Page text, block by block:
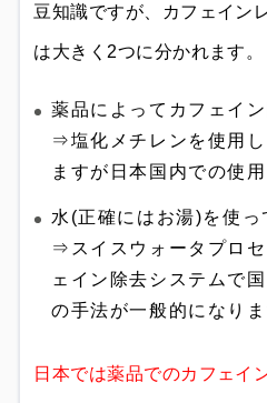
豆知識ですが、カフェイン
は大きく2つに分かれます。
薬品によってカフェイ
⇒塩化メチレンを使用
ますが日本国内での使
水(正確にはお湯)を使っ
⇒スイスウォータプロ
ェイン除去システムで
の手法が一般的になりま
日本では薬品でのカフェイ